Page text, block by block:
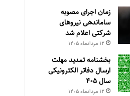
زمان اجرای مصوبه
ساماندهی نیروهای
شرکتی اعلام شد
۱۲ مرداد‌ماه ۱۴۰۵
بخشنامه تمدید مهلت
ارسال دفاتر الکترونیکی
سال ۴۰۵
۱۲ مرداد‌ماه ۱۴۰۵